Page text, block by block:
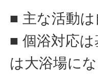
■ 主な活動
■ 個浴対応
は大浴場にな